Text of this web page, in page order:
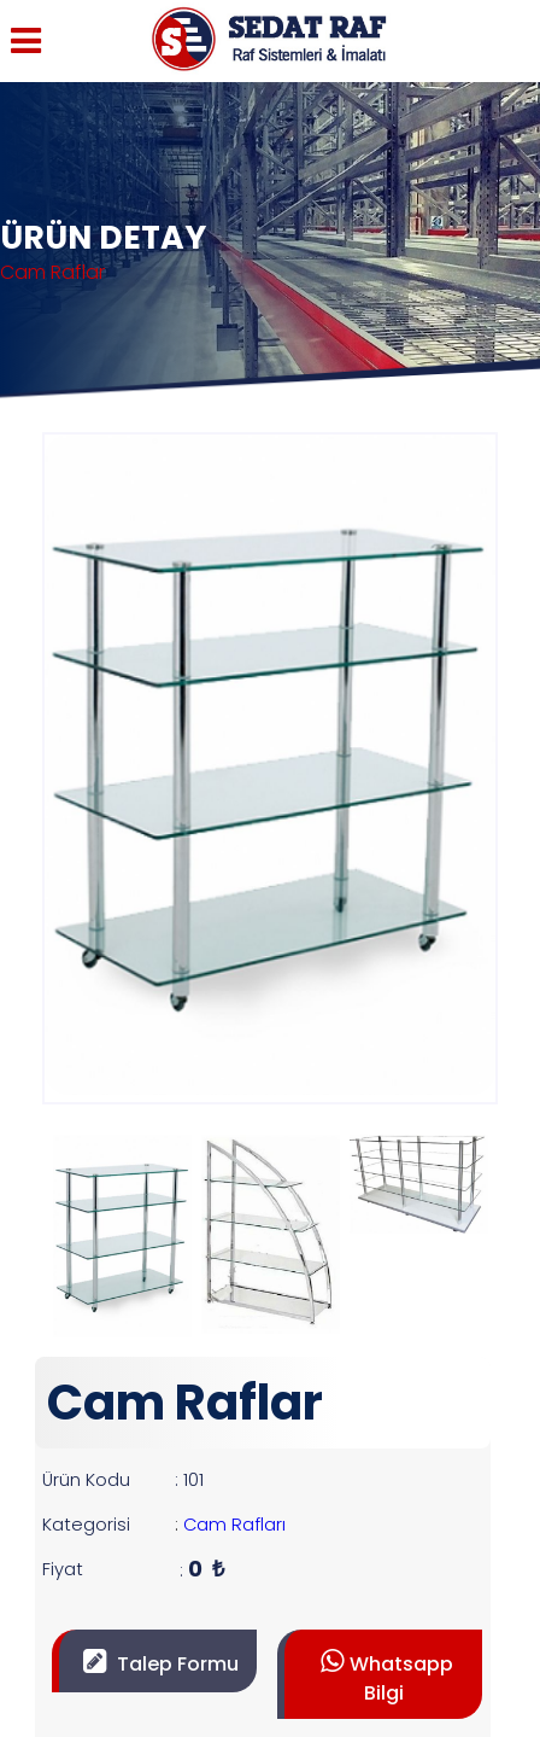
ÜRÜN DETAY
Cam Raflar
Cam Raflar
Ürün Kodu
: 101
Kategorisi
: Cam Rafları
Fiyat
: 0 ₺
Talep Formu
Whatsapp
Bilgi